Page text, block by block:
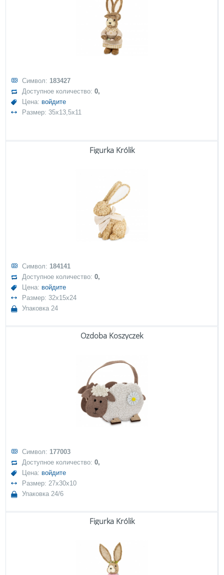
Символ: 183427
Доступное количество:0,
Цена: войдите
Размер: 35x13,5x11
Figurka Królik
Символ: 184141
Доступное количество:0,
Цена: войдите
Размер: 32x15x24
Упаковка 24
Ozdoba Koszyczek
Символ: 177003
Доступное количество:0,
Цена: войдите
Размер: 27x30x10
Упаковка 24/6
Figurka Królik